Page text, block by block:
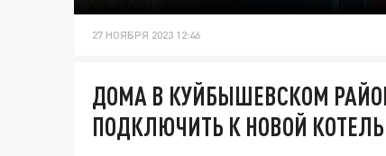
27 НОЯБРЯ 2023 12:46
ДОМА В КУЙБЫШЕВСКОМ
ПОДКЛЮЧИТЬ К НОВОЙ